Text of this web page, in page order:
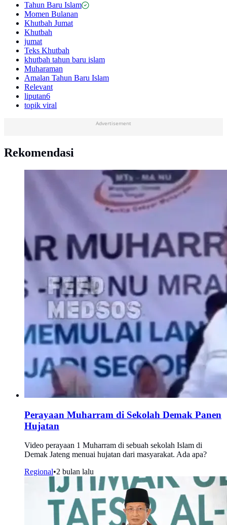
Tahun Baru Islam
Momen Bulanan
Khutbah Jumat
Khutbah
jumat
Teks Khutbah
khutbah tahun baru islam
Muharaman
Amalan Tahun Baru Islam
Relevant
liputan6
topik viral
Advertisement
Rekomendasi
Perayaan Muharram di Sekolah Demak Panen
Hujatan
Video perayaan 1 Muharram di sebuah sekolah Islam di
Demak Jateng menuai hujatan dari masyarakat. Ada apa?
Regional•2 bulan lalu